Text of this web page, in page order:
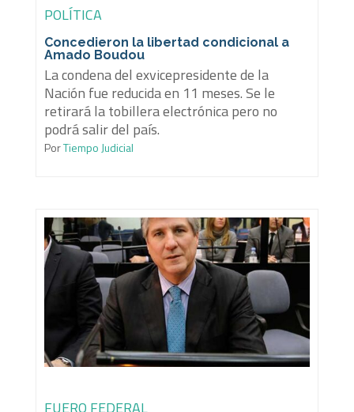
POLÍTICA
Concedieron la libertad condicional a
Amado Boudou
La condena del exvicepresidente de la
Nación fue reducida en 11 meses. Se le
retirará la tobillera electrónica pero no
podrá salir del país.
PorTiempo Judicial
FUERO FEDERAL